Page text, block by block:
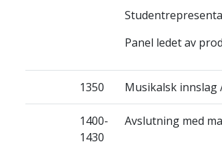
Panel ledet av
1350 Musikalsk innslag
1400-
1430
Avslutning med